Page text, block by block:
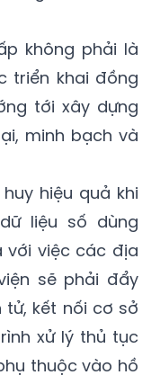
không phải là
triển khai đồng
tới xây dựng
minh bạch và
hiệu quả khi
liệu số dùng
với việc các địa
sẽ phải đẩy
tử, kết nối cơ sở
xử lý thủ tục
thuộc vào hồ